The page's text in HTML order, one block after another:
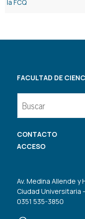
la FCQ
FACULTAD DE
CONTACTO
ACCESO
Av. Medina Allende y
Ciudad Universitaria
0351 535-3850